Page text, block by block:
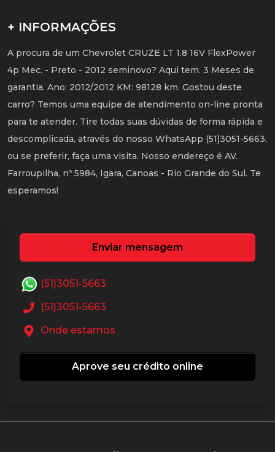
+ INFORMAÇÕES
A procura de um Chevrolet CRUZE LT 1.8 16V FlexPower
4p Mec. - Preto - 2012 seminovo? Aqui tem. 3 Meses de
garantia. Ano: 2012/2012 KM: 98128 km. Gostou deste
carro? Temos uma equipe de atendimento on-line pronta
para te atender. Tire todas suas dúvidas de forma rápida e
descomplicada, através do nosso WhatsApp (51)3051-5663,
ou se preferir, faça uma visita. Nosso endereço é AV.
Farroupilha, nº 5984, Igara, Canoas - Rio Grande do Sul. Te
esperamos!
Enviar mensagem
(51)3051-5663
(51)3051-5663
Onde estamos
Aprove seu crédito online